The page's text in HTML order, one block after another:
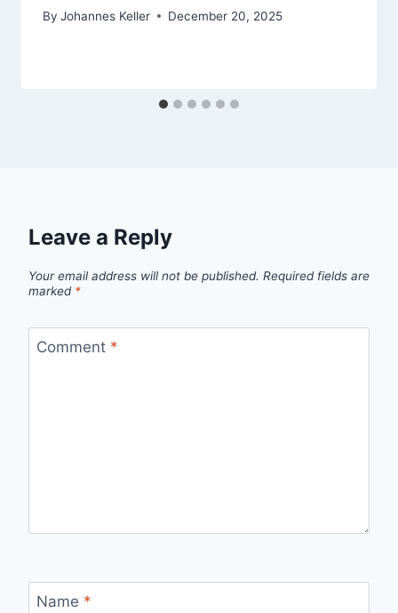
By Johannes Keller December 20, 2025
Leave a Reply
Your email address will not be published. Required fields are
marked *
Comment *
Name *